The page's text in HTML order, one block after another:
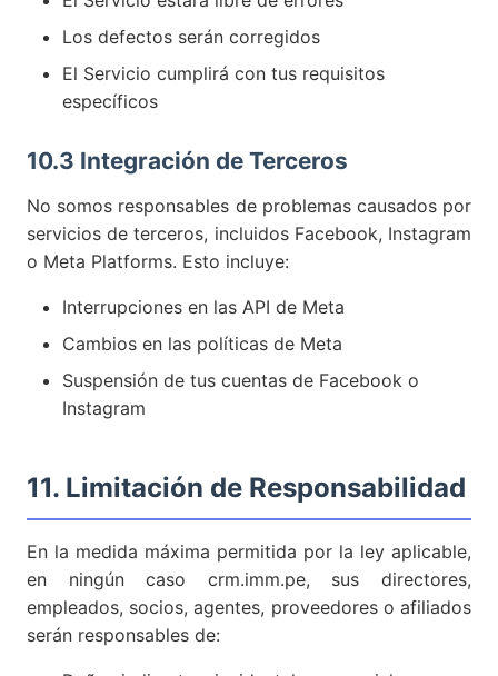
Los defectos serán corregidos
El Servicio cumplirá con tus requisitos
específicos
10.3 Integración de Terceros
No somos responsables de problemas causados por
servicios de terceros, incluidos Facebook, Instagram
o Meta Platforms. Esto incluye:
Interrupciones en las API de Meta
Cambios en las políticas de Meta
Suspensión de tus cuentas de Facebook o
Instagram
11. Limitación de Responsabilidad
En la medida máxima permitida por la ley aplicable,
en ningún caso crm.imm.pe, sus directores,
empleados, socios, agentes, proveedores o afiliados
serán responsables de: